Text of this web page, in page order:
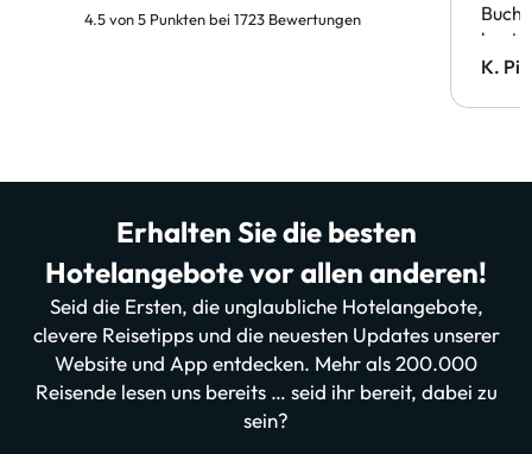
4.5 von 5 Punkten bei 1723 Bewertungen
K.
Erhalten Sie die besten
Hotelangebote vor allen anderen!
Seid die Ersten, die unglaubliche Hotelangebote,
clevere Reisetipps und die neuesten Updates unserer
Website und App entdecken. Mehr als 200.000
Reisende lesen uns bereits … seid ihr bereit, dabei zu
sein?